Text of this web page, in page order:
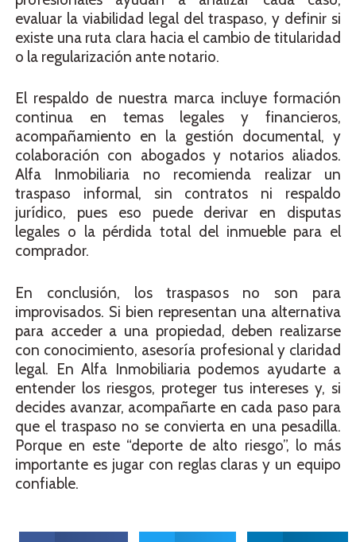
evaluar la viabilidad legal del traspaso, y definir si
existe una ruta clara hacia el cambio de titularidad
o la regularización ante notario.
El respaldo de nuestra marca incluye formación
continua en temas legales y financieros,
acompañamiento en la gestión documental, y
colaboración con abogados y notarios aliados.
Alfa Inmobiliaria no recomienda realizar un
traspaso informal, sin contratos ni respaldo
jurídico, pues eso puede derivar en disputas
legales o la pérdida total del inmueble para el
comprador.
En conclusión, los traspasos no son para
improvisados. Si bien representan una alternativa
para acceder a una propiedad, deben realizarse
con conocimiento, asesoría profesional y claridad
legal. En Alfa Inmobiliaria podemos ayudarte a
entender los riesgos, proteger tus intereses y, si
decides avanzar, acompañarte en cada paso para
que el traspaso no se convierta en una pesadilla.
Porque en este “deporte de alto riesgo”, lo más
importante es jugar con reglas claras y un equipo
confiable.